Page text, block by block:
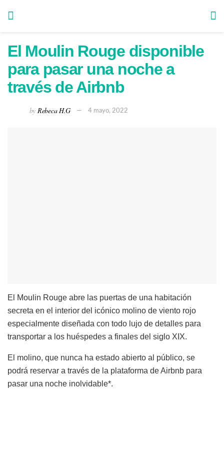
El Moulin Rouge disponible
para pasar una noche a
través de Airbnb
by Rebeca H.G 4 mayo, 2022
El Moulin Rouge abre las puertas de una habitación
secreta en el interior del icónico molino de viento rojo
especialmente diseñada con todo lujo de detalles para
transportar a los huéspedes a finales del siglo XIX.
El molino, que nunca ha estado abierto al público, se
podrá reservar a través de la plataforma de Airbnb para
pasar una noche inolvidable*.